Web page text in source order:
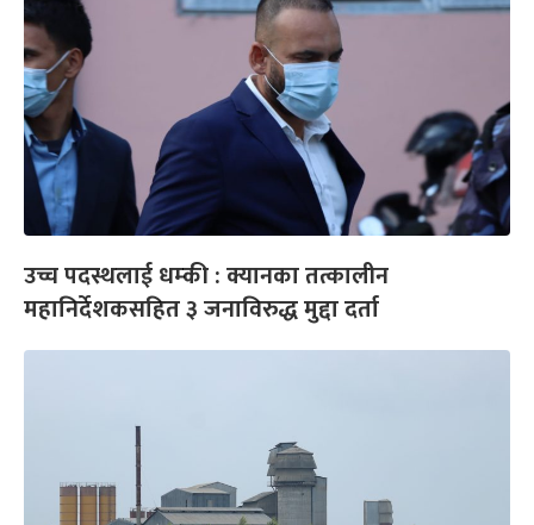
उच्च पदस्थलाई धम्की : क्यानका तत्कालीन
महानिर्देशकसहित ३ जनाविरुद्ध मुद्दा दर्ता